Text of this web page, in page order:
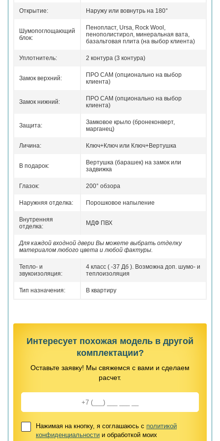
Открытие: Наружу или вовнутрь на 180°
Шумопоглощающий
блок:
Пенопласт, Ursa, Rock Wool,
пенополистирол, минеральная вата,
базальтовая плита (на выбор клиента)
Уплотнитель: 2 контура (3 контура)
Замок верхний:
ПРО САМ (опционально на выбор
клиента)
Замок нижний:
ПРО САМ (опционально на выбор
клиента)
Защита:
Замковое крыло (бронеконверт,
марганец)
Личина: Ключ+Ключ или Ключ+Вертушка
В подарок:
Вертушка (барашек) на замок или
задвижка
Глазок: 200° обзора
Наружняя отделка: Порошковое напыление
Внутренняя
отделка:
МДФ ПВХ
Для каждой входной двери Вы можете выбрать отделку
материалом любого цвета и любой фактуры.
Тепло- и
звукоизоляция:
4 класс ( -37 Дб ). Возможна доп. шумо- и
теплоизоляция
Тип назначения: В квартиру
Интересует похожая модель в другой
комплектации?
Оставьте заявку! Мы свяжемся с вами и сделаем
расчет.
Нажимая на кнопку, я соглашаюсь с политикой
конфиденциальности и обработкой моих